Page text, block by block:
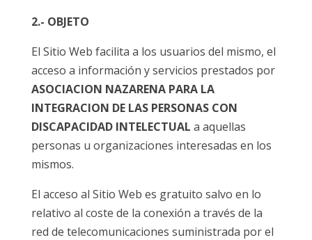
2.- OBJETO
El Sitio Web facilita a los usuarios del mismo, el
acceso a información y servicios prestados por
ASOCIACION NAZARENA PARA LA
INTEGRACION DE LAS PERSONAS CON
DISCAPACIDAD INTELECTUAL a aquellas
personas u organizaciones interesadas en los
mismos.
El acceso al Sitio Web es gratuito salvo en lo
relativo al coste de la conexión a través de la
red de telecomunicaciones suministrada por el